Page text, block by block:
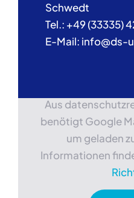
Schwedt
Tel.: +49 (33335)
E-Mail: info@ds-
Aus
benötigt Google
um geladen
Informationen